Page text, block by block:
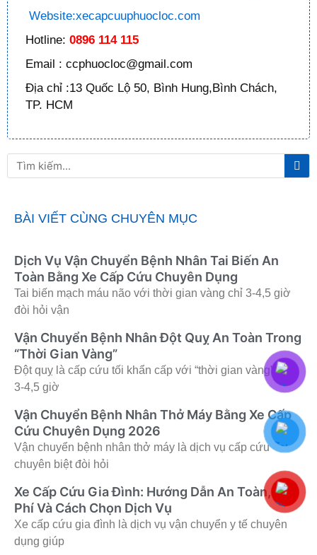
Website:xecapcuuphuocloc.com
Hotline: 0896 114 115
Email : ccphuocloc@gmail.com
Địa chỉ :13 Quốc Lộ 50, Bình Hung,Bình Chách,
TP. HCM
Tìm
kiếm
BÀI VIẾT CÙNG CHUYÊN MỤC
Dịch Vụ Vận Chuyển Bệnh Nhân Tai Biến An
Toàn Bằng Xe Cấp Cứu Chuyên Dụng
Tai biến mạch máu não với thời gian vàng chỉ 3-4,5 giờ
đòi hỏi vận
Vận Chuyển Bệnh Nhân Đột Quỵ An Toàn Trong
“Thời Gian Vàng”
Đột quỵ là cấp cứu tối khẩn cấp với “thời gian vàng” chỉ
3-4,5 giờ
Vận Chuyển Bệnh Nhân Thở Máy Bằng Xe Cấp
Cứu Chuyên Dụng 2026
Vận chuyển bệnh nhân thở máy là dịch vụ cấp cứu
chuyên biệt đòi hỏi
Xe Cấp Cứu Gia Đình: Hướng Dẫn An Toàn, Chi
Phí Và Cách Chọn Dịch Vụ
Xe cấp cứu gia đình là dịch vụ vận chuyển y tế chuyên
dụng giúp